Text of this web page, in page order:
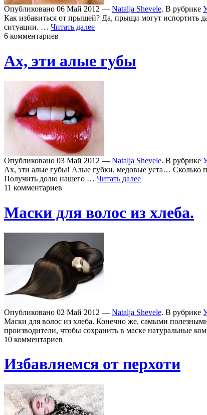
Опубликовано 06 Май 2012 — Natalja Shevele. В рубрике
Как избавиться от прыщей? Да, прыщи могут испортить
ситуации. … Читать далее
6 комментариев
Ах, эти алые губы
Опубликовано 03 Май 2012 — Natalja Shevele. В рубрике
Ах, эти алые губы! Алые губки, медовые уста… Сколько
Получить долю нашего … Читать далее
11 комментариев
Маски для волос из хлеба.
Опубликовано 02 Май 2012 — Natalja Shevele. В рубрике
Маски для волос из хлеба. Конечно же, самыми
производители, чтобы сохранить в маске натуральные
10 комментариев
Избавляемся от перхоти